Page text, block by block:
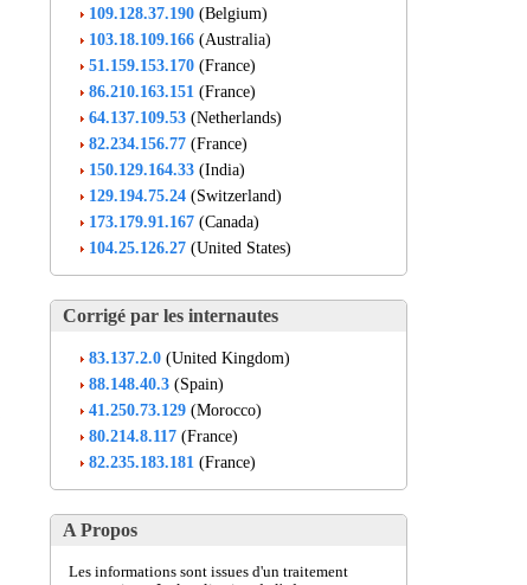
109.128.37.190 (Belgium)
103.18.109.166 (Australia)
51.159.153.170 (France)
86.210.163.151 (France)
64.137.109.53 (Netherlands)
82.234.156.77 (France)
150.129.164.33 (India)
129.194.75.24 (Switzerland)
173.179.91.167 (Canada)
104.25.126.27 (United States)
Corrigé par les internautes
83.137.2.0 (United Kingdom)
88.148.40.3 (Spain)
41.250.73.129 (Morocco)
80.214.8.117 (France)
82.235.183.181 (France)
A Propos
Les informations sont issues d'un traitement